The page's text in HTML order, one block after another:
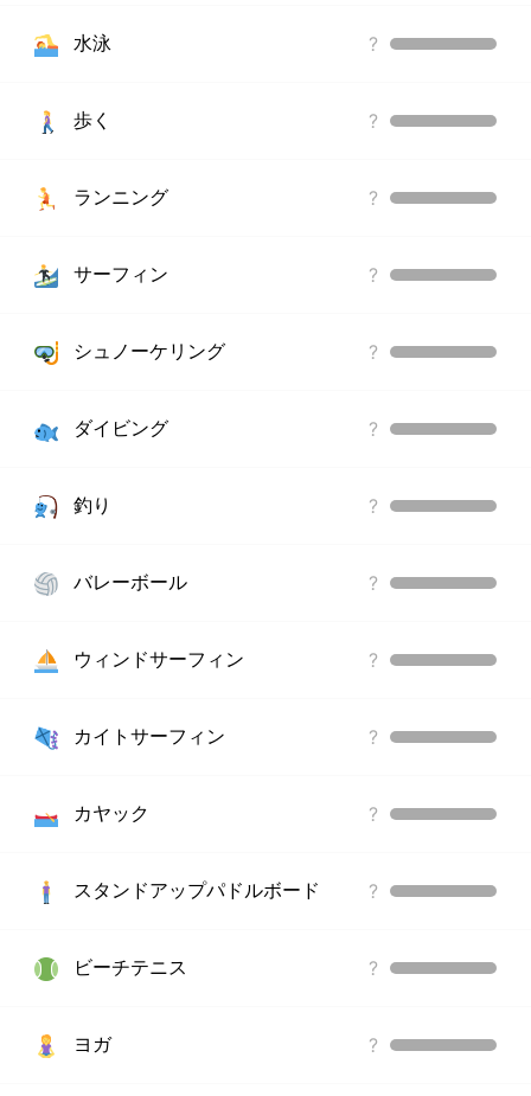
水泳 ?
歩く ?
ランニング ?
サーフィン ?
シュノーケリング ?
ダイビング ?
釣り ?
バレーボール ?
ウィンドサーフィン ?
カイトサーフィン ?
カヤック ?
スタンドアップパドルボード ?
ビーチテニス ?
ヨガ ?